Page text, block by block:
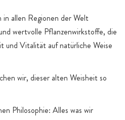
in allen Regionen der Welt
wertvolle Pflanzenwirkstoffe, die
und Vitalität auf natürliche Weise
wir, dieser alten Weisheit so
Philosophie: Alles was wir